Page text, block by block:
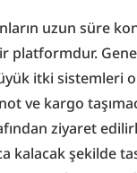
uzun süre
platformdur.
itki sistemleri
ve kargo
ziyaret
kalacak şekilde